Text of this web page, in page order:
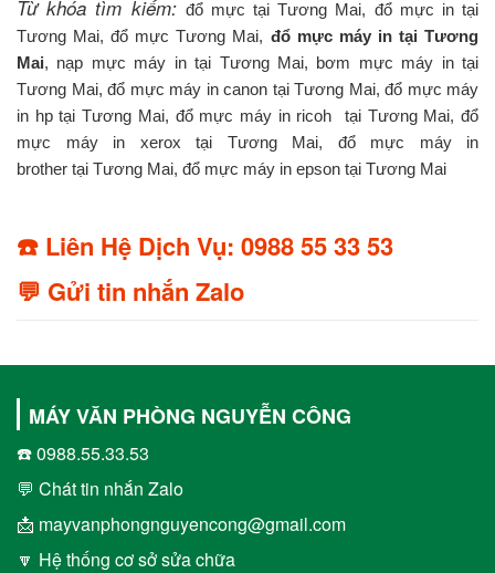
Từ khóa tìm kiếm: đổ mực tại Tương Mai, đổ mực in tại
Tương Mai, đổ mực Tương Mai, đổ mực máy in tại Tương
Mai, nạp mực máy in tại Tương Mai, bơm mực máy in tại
Tương Mai, đổ mực máy in canon tại Tương Mai, đổ mực máy
in hp tại Tương Mai, đổ mực máy in ricoh tại Tương Mai, đổ
mực máy in xerox tại Tương Mai, đổ mực máy in
brother tại Tương Mai, đổ mực máy in epson tại Tương Mai
☎️ Liên Hệ Dịch Vụ: 0988 55 33 53
💬 Gửi tin nhắn Zalo
MÁY VĂN PHÒNG NGUYỄN CÔNG
☎️ 0988.55.33.53
💬 Chát tin nhắn Zalo
📩 mayvanphongnguyencong@gmail.com
🔽 Hệ thống cơ sở sửa chữa